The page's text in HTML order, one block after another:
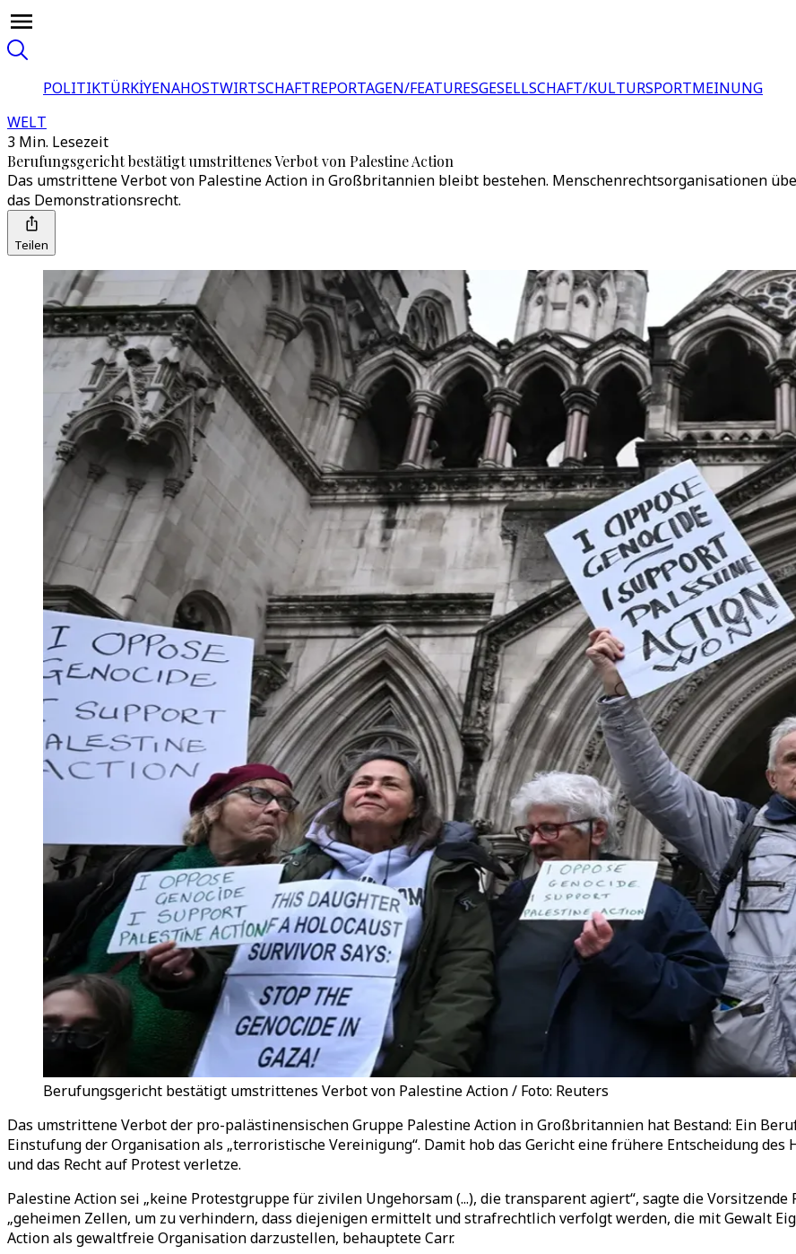
POLITIKTÜRKİYENAHOSTWIRTSCHAFTREPORTAGEN/FEATURESGESELLSCHAFT/KULTURSPORTMEINUNG
WELT
3 Min. Lesezeit
Berufungsgericht bestätigt umstrittenes Verbot von Palestine Action
Das umstrittene Verbot von Palestine Action in Großbritannien bleibt bestehen. Menschenrechtsorganisationen
das Demonstrationsrecht.
Teilen
Berufungsgericht bestätigt umstrittenes Verbot von Palestine Action / Foto: Reuters
Das umstrittene Verbot der pro-palästinensischen Gruppe Palestine Action in Großbritannien hat Bestand: Ein
Einstufung der Organisation als „terroristische Vereinigung“. Damit hob das Gericht eine frühere Entscheidung
und das Recht auf Protest verletze.
Palestine Action sei „keine Protestgruppe für zivilen Ungehorsam (...), die transparent agiert“, sagte die
„geheimen Zellen, um zu verhindern, dass diejenigen ermittelt und strafrechtlich verfolgt werden, die mit Gewalt
Action als gewaltfreie Organisation darzustellen, behauptete Carr.